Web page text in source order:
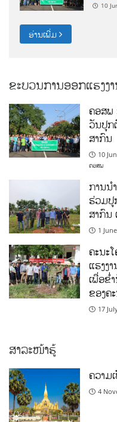
10
ອ່ານເພີ່ມ
ຂະບວນການອອກແຮງງ
ຄອສພ
ວັນປູກ
ສາກົນ
10
ຄອສພ
ການນໍ
ຮ່ວມປູ
ສາກົນ
1
ຄະນະ
ແຮງງ
ເພື່ອຂໍ່
ຂອງຄ
17
ສາລະໜ້າຮູ້
ຄວາມ
4